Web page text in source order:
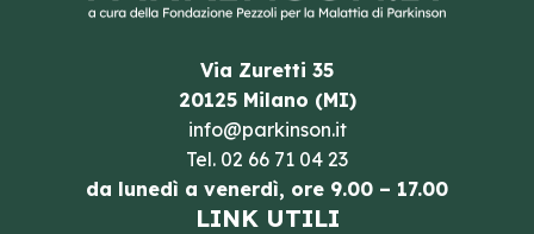
Via Zuretti 35
20125 Milano (MI)
info@parkinson.it
Tel. 02 66 71 04 23
da lunedì a venerdì, ore 9.00 – 17.00
LINK UTILI